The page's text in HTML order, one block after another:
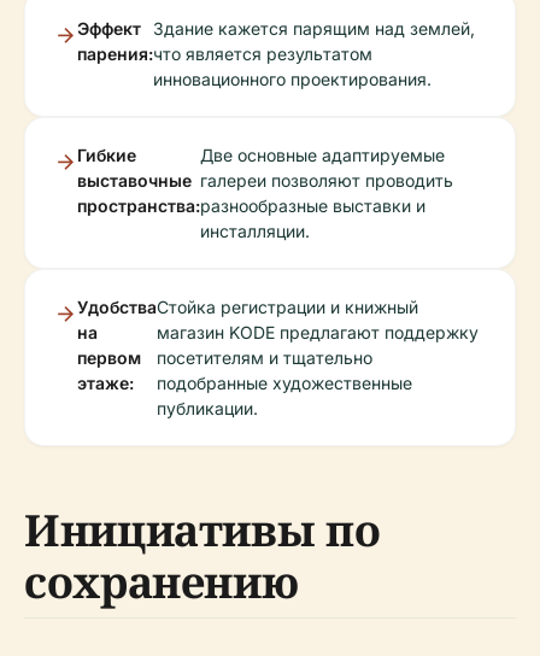
Эффект
парения:
Здание кажется парящим над землей,
что является результатом
инновационного проектирования.
Гибкие
выставочные
пространства:
Две основные адаптируемые
галереи позволяют проводить
разнообразные выставки и
инсталляции.
Удобства
на
первом
этаже:
Стойка регистрации и книжный
магазин KODE предлагают поддержку
посетителям и тщательно
подобранные художественные
публикации.
Инициативы по
сохранению